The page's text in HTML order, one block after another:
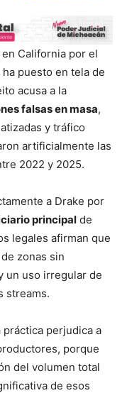
California por el
puesto en tela de
acusa a la
falsas en masa,
y tráfico
artificialmente las
2022 y 2025.
a Drake por
principal de
legales afirman que
zonas sin
un uso irregular de
streams.
perjudica a
porque
del volumen total
de esos